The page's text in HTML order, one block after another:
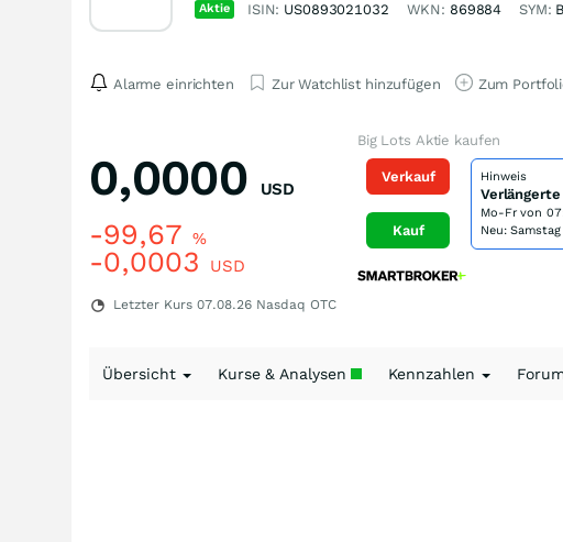
Aktie ISIN: US0893021032 WKN: 869884 SYM:
Alarme einrichten Zur Watchlist hinzufügen Zum
0,0000 USD
-99,67 %
-0,0003 USD
Letzter Kurs 07.08.26 Nasdaq OTC
Big Lots Aktie kaufen
Verkauf
Kauf
Hinweis
Mo-Fr von
Neu:
Übersicht Kurse & Analysen Kennzahlen